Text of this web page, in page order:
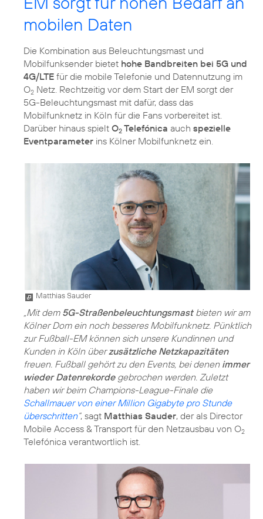
mobilen Daten
Die Kombination aus Beleuchtungsmast und
Mobilfunksender bietet hohe Bandbreiten bei 5G und
4G/LTE für die mobile Telefonie und Datennutzung im
O2 Netz. Rechtzeitig vor dem Start der EM sorgt der
5G-Beleuchtungsmast mit dafür, dass das
Mobilfunknetz in Köln für die Fans vorbereitet ist.
Darüber hinaus spielt O2 Telefónica auch spezielle
Eventparameter ins Kölner Mobilfunknetz ein.
Matthias Sauder
„Mit dem 5G-Straßenbeleuchtungsmastbieten wir am
Kölner Dom ein noch besseres Mobilfunknetz. Pünktlich
zur Fußball-EM können sich unsere Kundinnen und
Kunden in Köln überzusätzliche Netzkapazitäten
freuen. Fußball gehört zu den Events, bei denen immer
wieder Datenrekordegebrochen werden. Zuletzt
haben wir beim Champions-League-Finale die
Schallmauer von einer Million Gigabyte pro Stunde
überschritten“, sagt Matthias Sauder, der als Director
Mobile Access & Transport für den Netzausbau von O2
Telefónica verantwortlich ist.